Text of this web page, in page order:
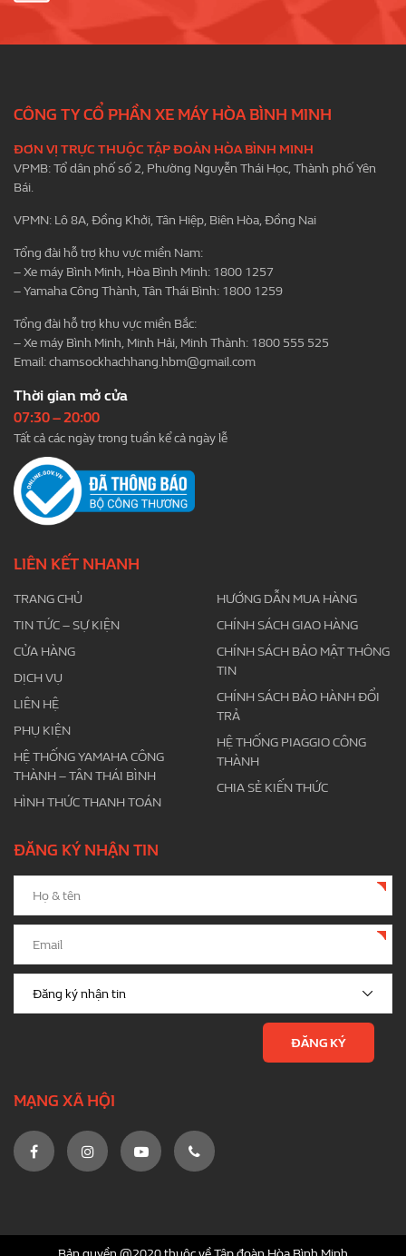
CÔNG TY CỔ PHẦN XE MÁY HÒA BÌNH MINH
ĐƠN VỊ TRỰC THUỘC TẬP ĐOÀN HÒA BÌNH MINH
VPMB: Tổ dân phố số 2, Phường Nguyễn Thái Học, Thành phố Yên
Bái.
VPMN: Lô 8A, Đồng Khởi, Tân Hiệp, Biên Hòa, Đồng Nai
Tổng đài hỗ trợ khu vực miền Nam:
– Xe máy Bình Minh, Hòa Bình Minh: 1800 1257
– Yamaha Công Thành, Tân Thái Bình: 1800 1259
Tổng đài hỗ trợ khu vực miền Bắc:
– Xe máy Bình Minh, Minh Hải, Minh Thành: 1800 555 525
Email:chamsockhachhang.hbm@gmail.com
Thời gian mở cửa
07:30 – 20:00
Tất cả các ngày trong tuần kể cả ngày lễ
LIÊN KẾT NHANH
TRANG CHỦ
TIN TỨC – SỰ KIỆN
CỬA HÀNG
DỊCH VỤ
LIÊN HỆ
PHỤ KIỆN
HỆ THỐNG YAMAHA CÔNG
THÀNH – TÂN THÁI BÌNH
HÌNH THỨC THANH TOÁN
HƯỚNG DẪN MUA HÀNG
CHÍNH SÁCH GIAO HÀNG
CHÍNH SÁCH BẢO MẬT THÔNG
TIN
CHÍNH SÁCH BẢO HÀNH ĐỔI
TRẢ
HỆ THỐNG PIAGGIO CÔNG
THÀNH
CHIA SẺ KIẾN THỨC
ĐĂNG KÝ NHẬN TIN
MẠNG XÃ HỘI